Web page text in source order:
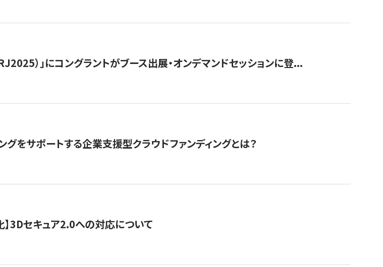
）」にコングラントがブース出展・オンデマンドセッションに登...
をサポートする企業支援型クラウドファンディングとは？
3Dセキュア2.0への対応について